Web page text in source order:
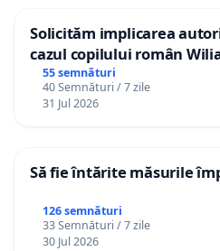
Solicităm implicarea
cazul copilului român
Gheorghe, aflat în
12 ani
55 semnături
40 Semnături / 7 zile
31 Jul 2026
Să fie întărite măsurile
126 semnături
33 Semnături / 7 zile
30 Jul 2026